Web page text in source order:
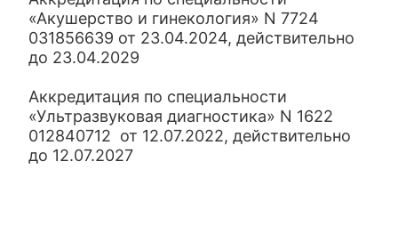
«Акушерство и гинекология» N 7724
031856639 от 23.04.2024, действительно
до 23.04.2029
Аккредитация по специальности
«Ультразвуковая диагностика» N 1622
012840712 от 12.07.2022, действительно
до 12.07.2027